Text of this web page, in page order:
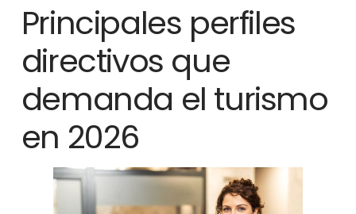
Principales perfiles
directivos que
demanda el turismo
en 2026